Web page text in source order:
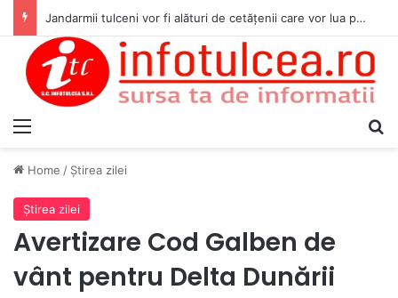
Jandarmii tulceni vor fi alături de cetățenii care vor lua parte la Festivalul Folk Țestos
Home / Ştirea zilei
Ştirea zilei
Avertizare Cod Galben de
vânt pentru Delta Dunării